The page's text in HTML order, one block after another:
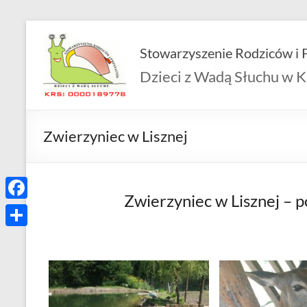
content
Stowarzyszenie Rodziców i
Dzieci z Wadą Słuchu w
Zwierzyniec w Lisznej
Zwierzyniec w Lisznej –
F